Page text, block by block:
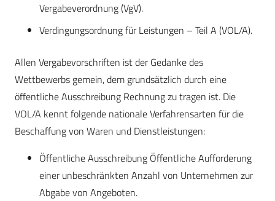
Vergabeverordnung (VgV).
Verdingungsordnung für Leistungen – Teil A (VOL/A).
Allen Vergabevorschriften ist der Gedanke des
Wettbewerbs gemein, dem grundsätzlich durch eine
öffentliche Ausschreibung Rechnung zu tragen ist. Die
VOL/A kennt folgende nationale Verfahrensarten für die
Beschaffung von Waren und Dienstleistungen:
Öffentliche Ausschreibung Öffentliche Aufforderung
einer unbeschränkten Anzahl von Unternehmen zur
Abgabe von Angeboten.